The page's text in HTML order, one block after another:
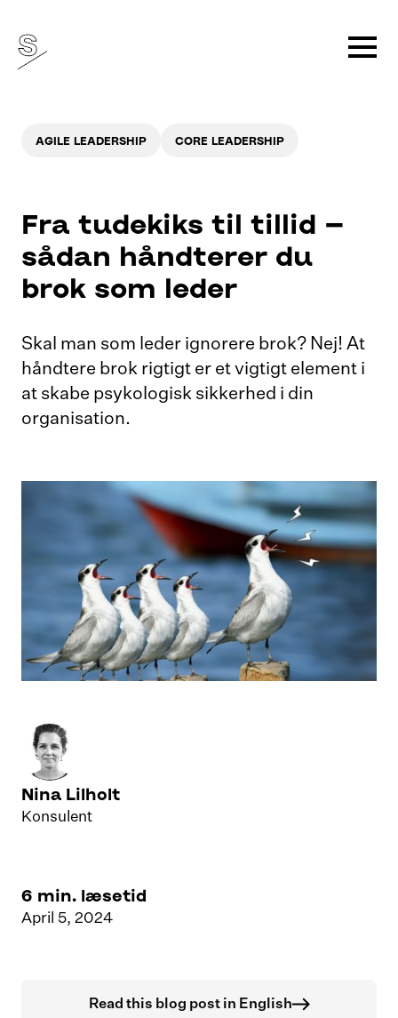
AGILE LEADERSHIP CORE LEADERSHIP
Fra tudekiks til tillid –
sådan håndterer du
brok som leder
Skal man som leder ignorere brok? Nej! At
håndtere brok rigtigt er et vigtigt element i
at skabe psykologisk sikkerhed i din
organisation.
Nina Lilholt
Konsulent
6 min. læsetid
April 5, 2024
Read this blog post in English